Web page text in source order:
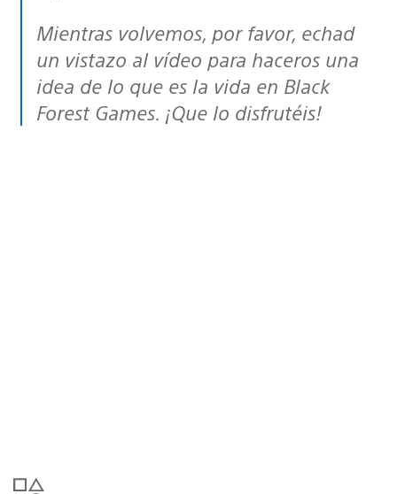
Mientras volvemos, por favor, echad
un vistazo al vídeo para haceros una
idea de lo que es la vida en Black
Forest Games. ¡Que lo disfrutéis!